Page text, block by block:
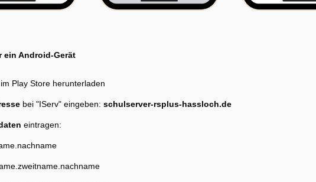
ein Android-Gerät
Play Store herunterladen
bei "IServ" eingeben: schulserver-rsplus-hassloch.de
eintragen: